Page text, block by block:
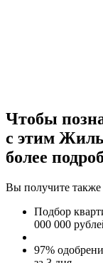
Чтобы
с этим
более
Вы получите
Подбор
000 000
97%